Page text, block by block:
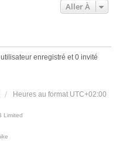
Aller À
enregistré et 0 invité
Heures au format UTC+02:00
Limited